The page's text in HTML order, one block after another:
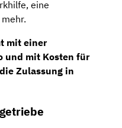
eine
mit einer
und mit Kosten für
Zulassung in